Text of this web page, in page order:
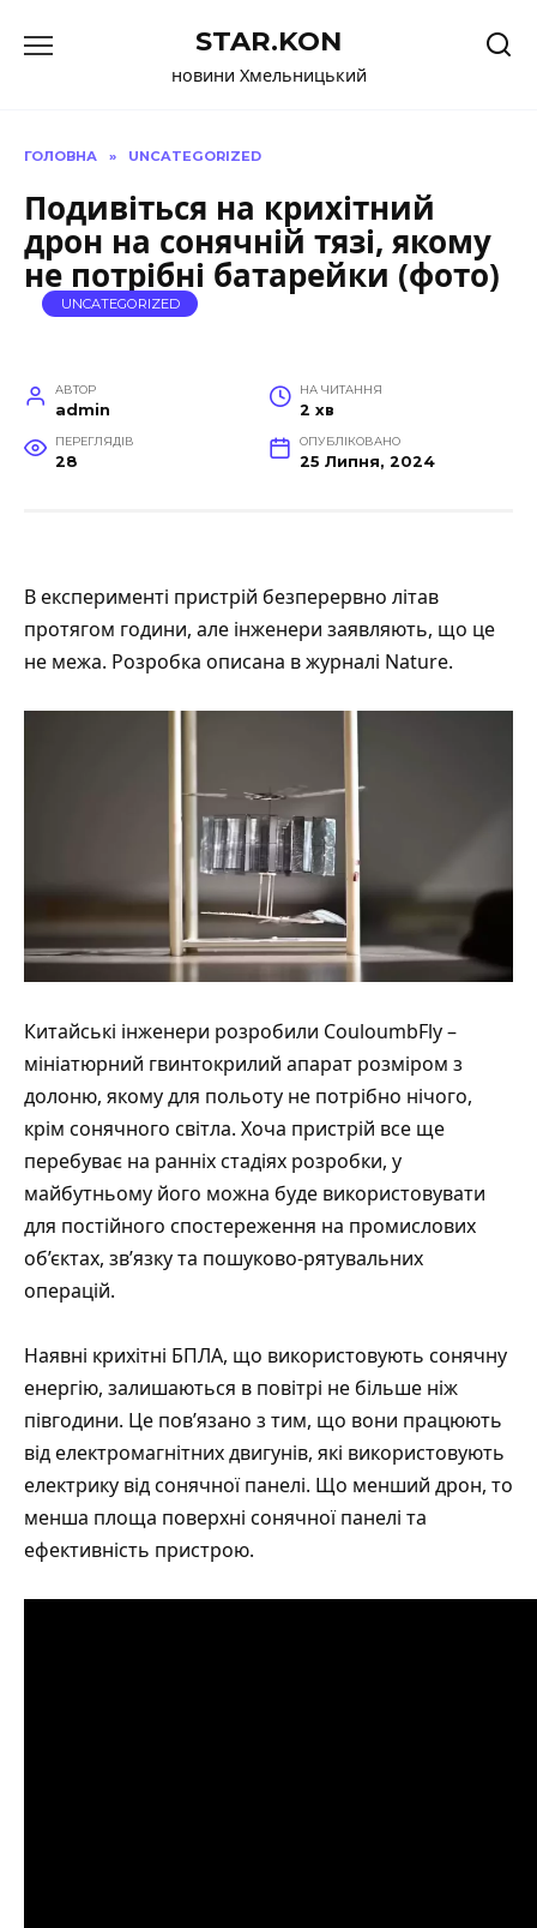
до
STAR.KON
новини Хмельницький
ГОЛОВНА » UNCATEGORIZED
Подивіться на крихітний
дрон на сонячній тязі, якому
не потрібні батарейки (фото)
UNCATEGORIZED
АВТОР
admin
НА ЧИТАННЯ
2 хв
ПЕРЕГЛЯДІВ
28
ОПУБЛІКОВАНО
25 Липня, 2024
В експерименті пристрій безперервно літав
протягом години, але інженери заявляють, що це
не межа. Розробка описана в журналі Nature.
Китайські інженери розробили CouloumbFly –
мініатюрний гвинтокрилий апарат розміром з
долоню, якому для польоту не потрібно нічого,
крім сонячного світла. Хоча пристрій все ще
перебуває на ранніх стадіях розробки, у
майбутньому його можна буде використовувати
для постійного спостереження на промислових
об’єктах, зв’язку та пошуково-рятувальних
операцій.
Наявні крихітні БПЛА, що використовують сонячну
енергію, залишаються в повітрі не більше ніж
півгодини. Це пов’язано з тим, що вони працюють
від електромагнітних двигунів, які використовують
електрику від сонячної панелі. Що менший дрон, то
менша площа поверхні сонячної панелі та
ефективність пристрою.